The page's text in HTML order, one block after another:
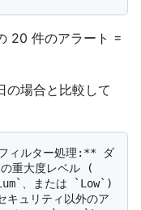
20 件のアラート =
の場合と比較して
の重大度レベル (
、または `Low`)
キュリティ以外のア